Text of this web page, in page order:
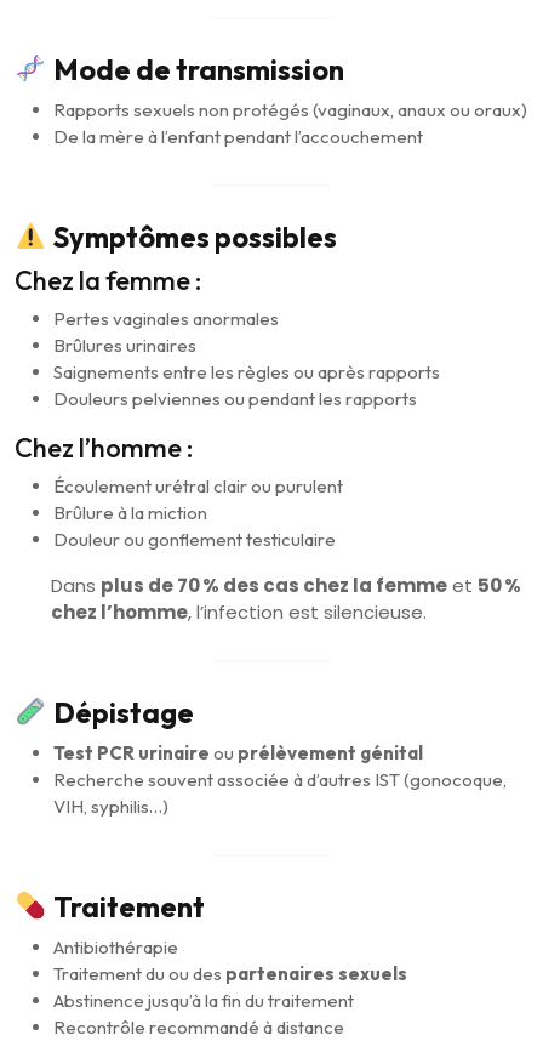
Mode de transmission
Rapports sexuels non protégés (vaginaux, anaux ou oraux)
De la mère à l’enfant pendant l’accouchement
Symptômes possibles
Chez la femme :
Pertes vaginales anormales
Brûlures urinaires
Saignements entre les règles ou après rapports
Douleurs pelviennes ou pendant les rapports
Chez l’homme :
Écoulement urétral clair ou purulent
Brûlure à la miction
Douleur ou gonflement testiculaire
Dans plus de 70 % des cas chez la femmeet 50 %
chez l’homme, l’infection est silencieuse.
Dépistage
Test PCR urinaire ou prélèvement génital
Recherche souvent associée à d’autres IST (gonocoque,
VIH, syphilis…)
Traitement
Antibiothérapie
Traitement du ou des partenaires sexuels
Abstinence jusqu’à la fin du traitement
Recontrôle recommandé à distance